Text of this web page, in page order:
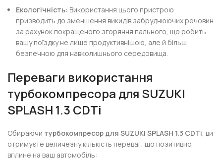
Екологічність: Використання цього пристрою
призводить до зменшення викидів забруднюючих речовин
за рахунок покращеного згоряння пального, що робить
вашу поїздку не лише продуктивнішою, але й більш
безпечною для навколишнього середовища.
Переваги використання
турбокомпресора для SUZUKI
SPLASH 1.3 CDTi
Обираючи турбокомпресор для SUZUKI SPLASH 1.3 CDTi, ви
отримуєте величезну кількість переваг, що позитивно
вплине на ваш автомобіль: